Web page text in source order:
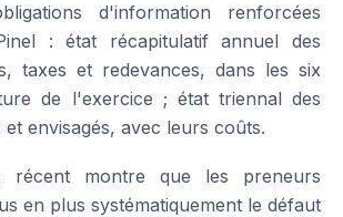
d'information renforcées
: état récapitulatif annuel des
taxes et redevances, dans les six
de l'exercice ; état triennal des
envisagés, avec leurs coûts.
récent montre que les preneurs
en plus systématiquement le défaut